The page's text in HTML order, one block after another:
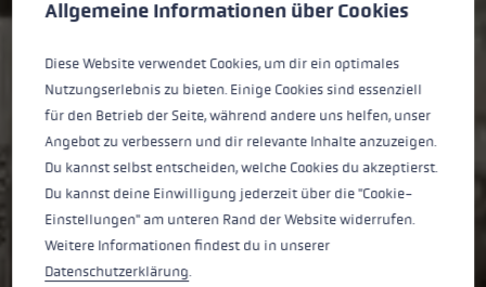
SKYTERA FX
CARBON SL
Ultraleicht, höhenverstellbar und kompakt faltbar.
Ideal für jedes Gelände und jede Tour.
JETZT KAUFEN ➞
Allgemeine Informationen über Cookies
Diese Website verwendet Cookies, um dir ein optimales
Nutzungserlebnis zu bieten. Einige Cookies sind essenziell
für den Betrieb der Seite, während andere uns helfen, unser
Angebot zu verbessern und dir relevante Inhalte anzuzeigen.
Du kannst selbst entscheiden, welche Cookies du akzeptierst.
Du kannst deine Einwilligung jederzeit über die "Cookie-
Einstellungen" am unteren Rand der Website widerrufen.
Weitere Informationen findest du in unserer
Datenschutzerklärung.